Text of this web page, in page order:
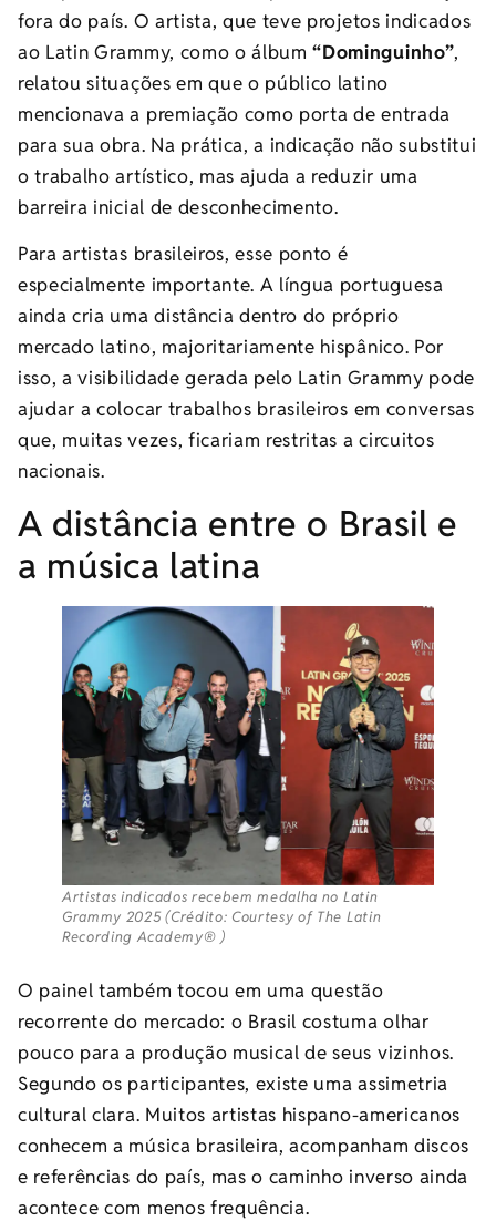
fora do país. O artista, que teve projetos indicados
ao Latin Grammy, como o álbum“Dominguinho”,
relatou situações em que o público latino
mencionava a premiação como porta de entrada
para sua obra. Na prática, a indicação não substitui
o trabalho artístico, mas ajuda a reduzir uma
barreira inicial de desconhecimento.
Para artistas brasileiros, esse ponto é
especialmente importante. A língua portuguesa
ainda cria uma distância dentro do próprio
mercado latino, majoritariamente hispânico. Por
isso, a visibilidade gerada pelo Latin Grammy pode
ajudar a colocar trabalhos brasileiros em conversas
que, muitas vezes, ficariam restritas a circuitos
nacionais.
A distância entre o Brasil e
a música latina
Artistas indicados recebem medalha no Latin
Grammy 2025 (Crédito: Courtesy of The Latin
Recording Academy® )
O painel também tocou em uma questão
recorrente do mercado: o Brasil costuma olhar
pouco para a produção musical de seus vizinhos.
Segundo os participantes, existe uma assimetria
cultural clara. Muitos artistas hispano-americanos
conhecem a música brasileira, acompanham discos
e referências do país, mas o caminho inverso ainda
acontece com menos frequência.